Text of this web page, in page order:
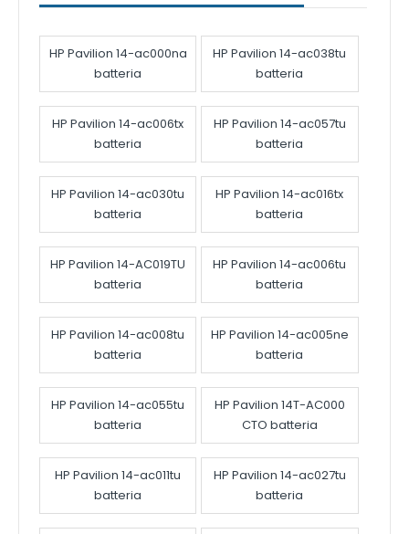
HP Pavilion 14-ac000na
batteria
HP Pavilion 14-ac038tu
batteria
HP Pavilion 14-ac006tx
batteria
HP Pavilion 14-ac057tu
batteria
HP Pavilion 14-ac030tu
batteria
HP Pavilion 14-ac016tx
batteria
HP Pavilion 14-AC019TU
batteria
HP Pavilion 14-ac006tu
batteria
HP Pavilion 14-ac008tu
batteria
HP Pavilion 14-ac005ne
batteria
HP Pavilion 14-ac055tu
batteria
HP Pavilion 14T-AC000
CTO batteria
HP Pavilion 14-ac011tu
batteria
HP Pavilion 14-ac027tu
batteria